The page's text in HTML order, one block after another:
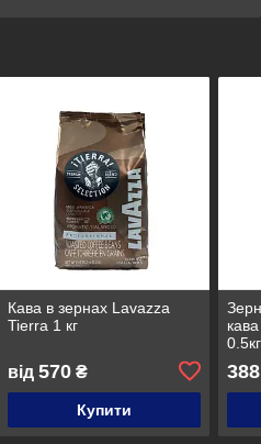
Кава в зернах Lavazza
Tierra 1 кг
від 570₴
Купити
0.5кг
388